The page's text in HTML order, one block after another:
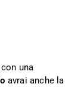
una
avrai anche la